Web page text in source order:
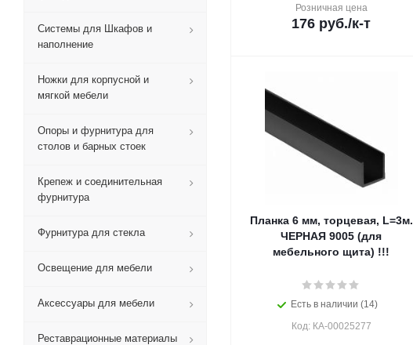
Розничная цена
176 руб./к-т
Планка 6 мм, торцевая, L=3м.
ЧЕРНАЯ 9005 (для
мебельного щита) !!!
Есть в наличии (14)
Код: КА-00025277
Системы для Шкафов и
наполнение
Ножки для корпусной и
мягкой мебели
Опоры и фурнитура для
столов и барных стоек
Крепеж и соединительная
фурнитура
Фурнитура для стекла
Освещение для мебели
Аксессуары для мебели
Реставрационные материалы